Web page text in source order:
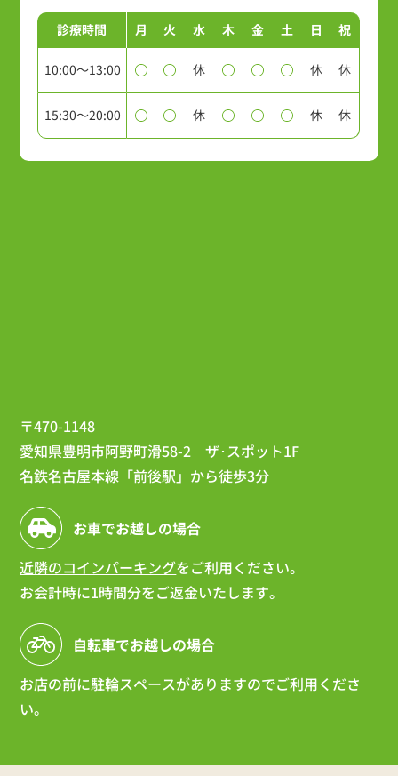
診療時間 月 火 水 木 金 土 日 祝
10:00～13:00 休 休 休
15:30～20:00 休 休 休
〒470-1148
愛知県豊明市阿野町滑58-2 ザ･スポット1F
名鉄名古屋本線「前後駅」から徒歩3分
お車でお越しの場合
近隣のコインパーキングをご利用ください。
お会計時に1時間分をご返金いたします。
自転車でお越しの場合
お店の前に駐輪スペースがありますのでご利用くださ
い。